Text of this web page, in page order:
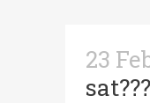
23
sat???